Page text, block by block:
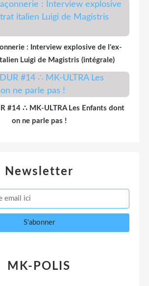
: Interview explosive de l'ex-
Luigi de Magistris (intégrale)
#14 ∴ MK-ULTRA Les Enfants dont
on ne parle pas !
Newsletter
MK-POLIS